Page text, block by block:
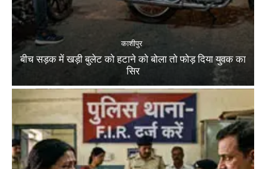
काशीपुर
बीच सड़क में खड़ी बुलेट को हटाने को बोला तो फोड़ दिया युवक का
सिर